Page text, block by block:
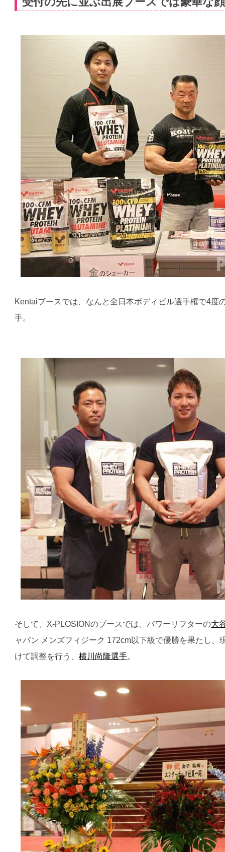
Kentaiブースでは、なんと全日本ボディビル選手権で4度
手。
そして、X-PLOSIONのブースでは、パワーリフターの大
ャパン メンズフィジーク 172cm以下級で優勝を果たし、
けて調整を行う、横川尚隆選手。